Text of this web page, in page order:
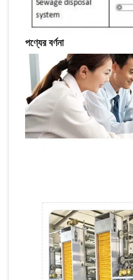
পণ্যের বর্ণনা